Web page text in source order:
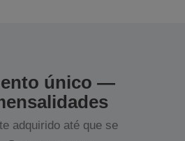
único —
adquirido até que se